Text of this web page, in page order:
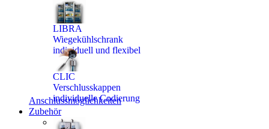
LIBRA
Wiegekühlschrank
individuell und flexibel
CLIC
Verschlusskappen
individuelle Codierung
Anschlussmöglichkeiten
Zubehör